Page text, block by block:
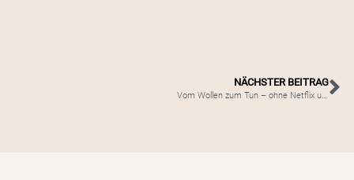
NÄCHSTER BEITRAG
Vom Wollen zum Tun – ohne Netflix und Chips